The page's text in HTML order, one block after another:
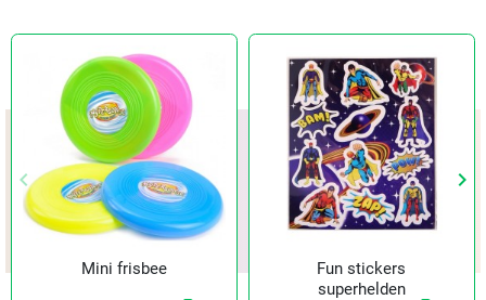
Vorige
keyboard_arrow_left keyboard_arrow_right
Mini frisbee
Fun stickers
superhelden